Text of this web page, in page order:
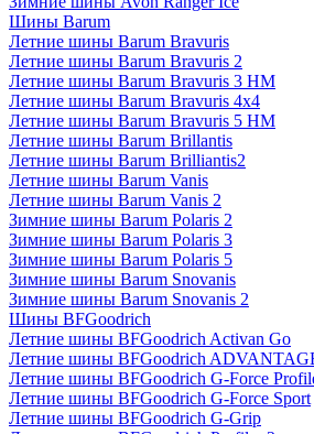
Шины Barum
Летние шины Barum Bravuris
Летние шины Barum Bravuris 2
Летние шины Barum Bravuris 3 HM
Летние шины Barum Bravuris 4х4
Летние шины Barum Bravuris 5 HM
Летние шины Barum Brillantis
Летние шины Barum Brilliantis2
Летние шины Barum Vanis
Летние шины Barum Vanis 2
Зимние шины Barum Polaris 2
Зимние шины Barum Polaris 3
Зимние шины Barum Polaris 5
Зимние шины Barum Snovanis
Зимние шины Barum Snovanis 2
Шины BFGoodrich
Летние шины BFGoodrich Activan Go
Летние шины BFGoodrich
Летние шины BFGoodrich G-Force
Летние шины BFGoodrich G-Force Sport
Летние шины BFGoodrich G-Grip